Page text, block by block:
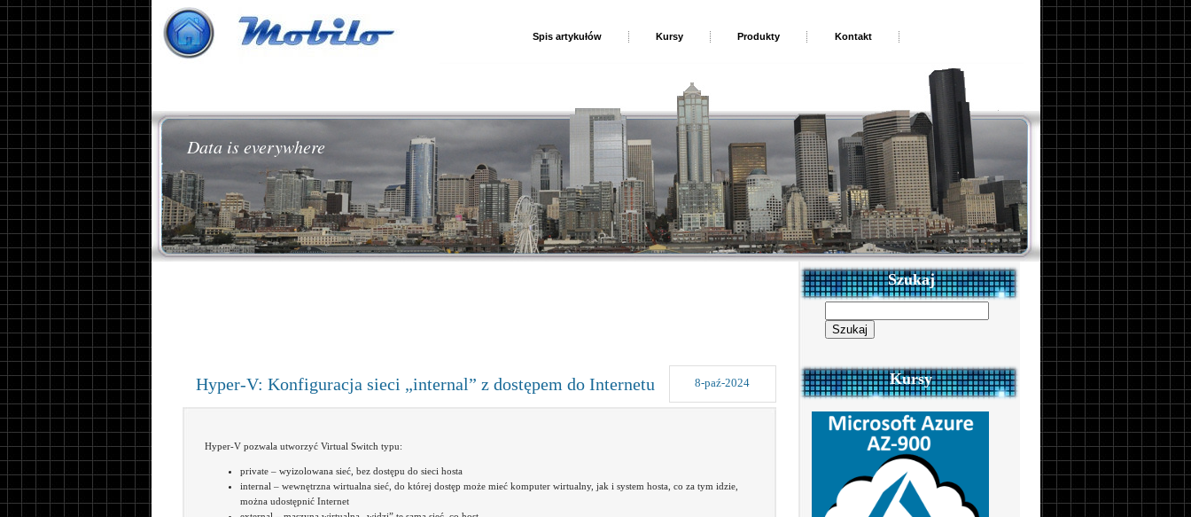
Spis artykułów Kursy Produkty Kontakt
Data is everywhere
Hyper-V: Konfiguracja sieci „internal” z dostępem do Internetu 8-paź-2024
Hyper-V pozwala utworzyć Virtual Switch typu:
private – wyizolowana sieć, bez dostępu do sieci hosta
internal – wewnętrzna wirtualna sieć, do której dostęp może mieć komputer wirtualny, jak i system hosta, co za tym idzie,
można udostępnić Internet
Szukaj
Kursy